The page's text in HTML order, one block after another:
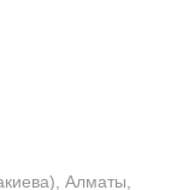
Алматы,